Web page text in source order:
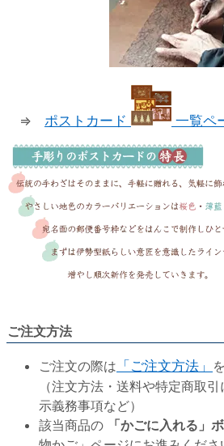
⇒ ポストカード 一覧ペ
ご注文方法
ご注文の際は 「ご注文方法」
（注文方法・送料や特定商取
示義務事項など）
該当商品の
「かごに入れる」